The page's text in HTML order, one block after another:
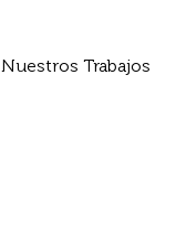
Nuestros Trabajos